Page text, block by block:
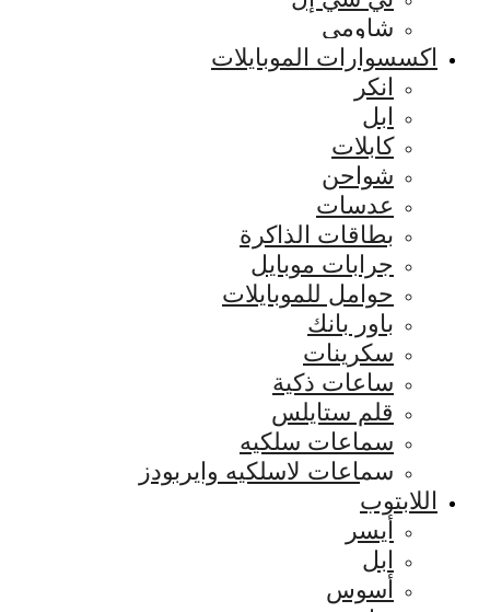
شاومي
اكسسوارات الموبايلات
انكر
ابل
كابلات
شواحن
عدسات
بطاقات الذاكرة
جرابات موبايل
حوامل للموبايلات
باور بانك
سكرينات
ساعات ذكية
قلم ستايلس
سماعات سلكيه
سماعات لاسلكيه وايربودز
اللابتوب
أيسر
ابل
أسوس